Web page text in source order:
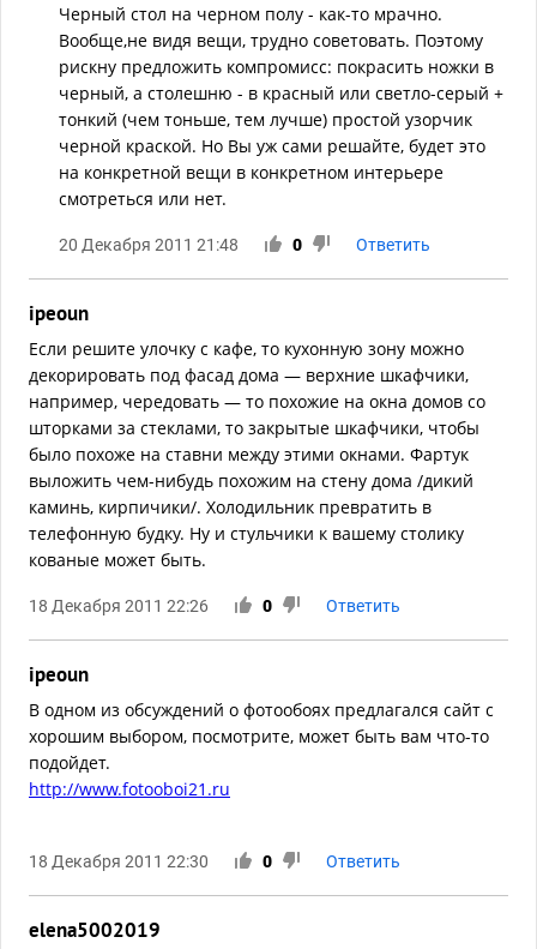
Черный стол на черном полу - как-то мрачно.
Вообще,не видя вещи, трудно советовать. Поэтому
рискну предложить компромисс: покрасить ножки в
черный, а столешню - в красный или светло-серый +
тонкий (чем тоньше, тем лучше) простой узорчик
черной краской. Но Вы уж сами решайте, будет это
на конкретной вещи в конкретном интерьере
смотреться или нет.
20 Декабря 2011 21:48 0 Ответить
ipeoun
Если решите улочку с кафе, то кухонную зону можно
декорировать под фасад дома — верхние шкафчики,
например, чередовать — то похожие на окна домов со
шторками за стеклами, то закрытые шкафчики, чтобы
было похоже на ставни между этими окнами. Фартук
выложить чем-нибудь похожим на стену дома /дикий
каминь, кирпичики/. Холодильник превратить в
телефонную будку. Ну и стульчики к вашему столику
кованые может быть.
18 Декабря 2011 22:26 0 Ответить
ipeoun
В одном из обсуждений о фотообоях предлагался сайт с
хорошим выбором, посмотрите, может быть вам что-то
подойдет.
http://www.fotooboi21.ru
18 Декабря 2011 22:30 0 Ответить
elena5002019